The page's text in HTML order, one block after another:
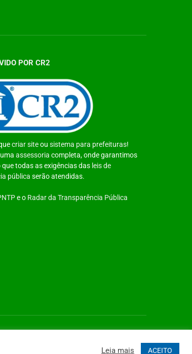
POR CR2
criar siteou sistema para prefeituras!
assessoria completa, onde garantimos
todas as exigências das leis de
pública serão atendidas.
e o Radar da Transparência Pública
Leia mais ACEITO